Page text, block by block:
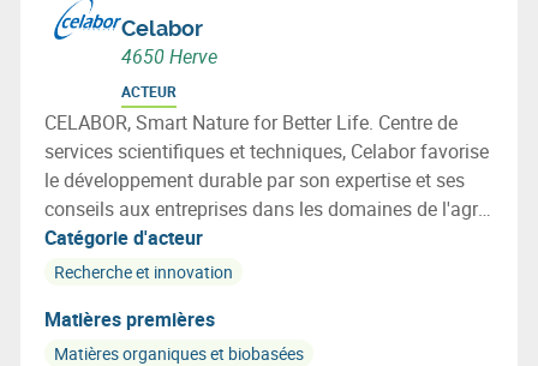
Celabor
4650 Herve
ACTEUR
CELABOR, Smart Nature for Better Life. Centre de
services scientifiques et techniques, Celabor favorise
le développement durable par son expertise et ses
conseils aux entreprises dans les domaines de l'agro-
alimentaire (FOOD), de la valorisation de la
biomasse (EXTRACT), de l’environnement
emballage, textile et applications bio-basées).
Catégorie d'acteur
Recherche et innovation
Matières premières
Matières organiques et biobasées